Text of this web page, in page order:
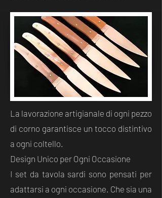
La lavorazione artigianale di ogni pezzo
di corno garantisce un tocco distintivo
a ogni coltello.
Design Unico per Ogni Occasione
I set da tavola sardi sono pensati per
adattarsi a ogni occasione. Che sia una